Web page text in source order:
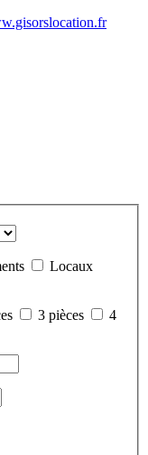
Locaux
3 pièces
4